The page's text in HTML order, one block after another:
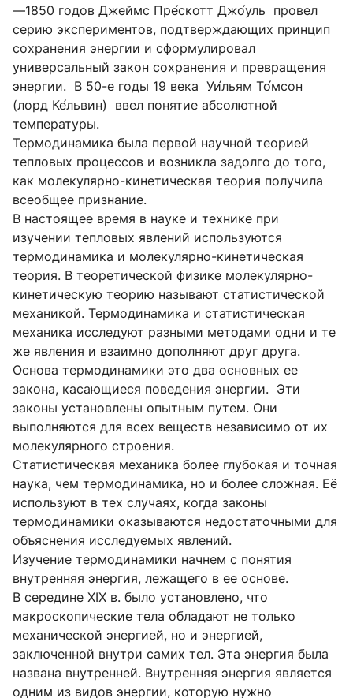
—1850 годов Джеймс Пре́скотт Джо́уль провел
серию экспериментов, подтверждающих принцип
сохранения энергии и сформулировал
универсальный закон сохранения и превращения
энергии. В 50-е годы 19 века Уи́льям То́мсон
(лорд Ке́львин) ввел понятие абсолютной
температуры.
Термодинамика была первой научной теорией
тепловых процессов и возникла задолго до того,
как молекулярно-кинетическая теория получила
всеобщее признание.
В настоящее время в науке и технике при
изучении тепловых явлений используются
термодинамика и молекулярно-кинетическая
теория. В теоретической физике молекулярно-
кинетическую теорию называют статистической
механикой. Термодинамика и статистическая
механика исследуют разными методами одни и те
же явления и взаимно дополняют друг друга.
Основа термодинамики это два основных ее
закона, касающиеся поведения энергии. Эти
законы установлены опытным путем. Они
выполняются для всех веществ независимо от их
молекулярного строения.
Статистическая механика более глубокая и точная
наука, чем термодинамика, но и более сложная. Её
используют в тех случаях, когда законы
термодинамики оказываются недостаточными для
объяснения исследуемых явлений.
Изучение термодинамики начнем с понятия
внутренняя энергия, лежащего в ее основе.
В середине XIX в. было установлено, что
макроскопические тела обладают не только
механической энергией, но и энергией,
заключенной внутри самих тел. Эта энергия была
названа внутренней. Внутренняя энергия является
одним из видов энергии, которую нужно